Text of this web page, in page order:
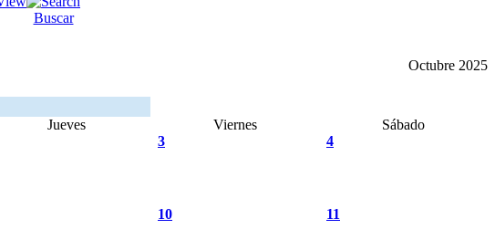
Buscar
Octubre 2025
Jueves Viernes
Sábado
3 4
10 11